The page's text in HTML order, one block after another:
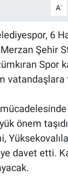
A-
6
Şehir
Spor
vatandaşlara
önem
davet etti.